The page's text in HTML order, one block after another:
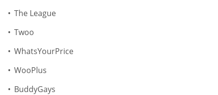
The League
Twoo
WhatsYourPrice
WooPlus
BuddyGays